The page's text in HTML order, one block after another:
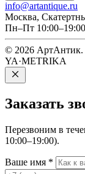
info@artantique.ru
Москва,
Пн–Пт 10:00–19:00
© 2026 АртАнтик.
YA·METRIKA
Заказать
Перезвоним в
10:00–19:00).
Ваше имя *